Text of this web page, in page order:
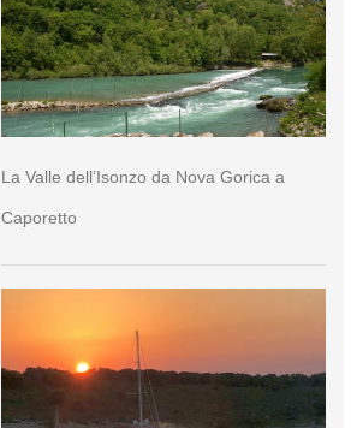
La Valle dell’Isonzo da Nova Gorica a
Caporetto